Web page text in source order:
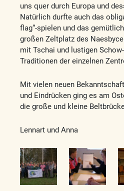
uns quer durch Europa und
Natürlich durfte auch das
flag“-spielen und das
großen Zeltplatz des
mit Tschai und lustigen
Traditionen der einzelnen
Mit vielen neuen
und Eindrücken ging es am
die große und kleine
Lennart und Anna